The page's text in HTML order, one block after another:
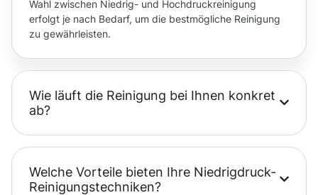
Wahl zwischen Niedrig- und Hochdruckreinigung
erfolgt je nach Bedarf, um die bestmögliche Reinigung
zu gewährleisten.
Wie läuft die Reinigung bei Ihnen konkret
ab?
Welche Vorteile bieten Ihre Niedrigdruck-
Reinigungstechniken?